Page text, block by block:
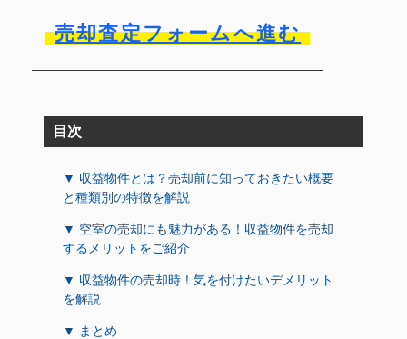
売却査定フォームへ進む
目次
▼ 収益物件とは？売却前に知っておきたい概要
と種類別の特徴を解説
▼ 空室の売却にも魅力がある！収益物件を売却
するメリットをご紹介
▼ 収益物件の売却時！気を付けたいデメリット
を解説
▼ まとめ